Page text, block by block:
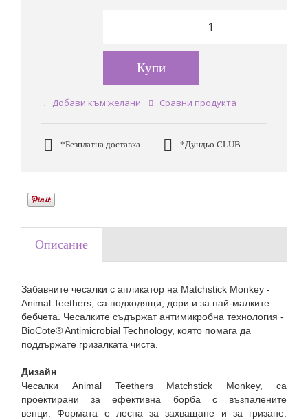
Купи
Добави към желани Сравни продукта
*Безплатна доставка *Дундьо CLUB
Описание
Забавните чесалки с апликатор на Matchstick Monkey -
Animal Teethers, са подходящи, дори и за най-малките
бебчета. Чесалките съдържат антимикробна технология -
BioCote® Antimicrobial Technology, която помага да
поддържате гризалката чиста.
Дизайн
Чесалки Animal Teethers Matchstick Monkey, са
проектирани за ефективна борба с възпалените
венци. Формата е лесна за захващане и за гризане.